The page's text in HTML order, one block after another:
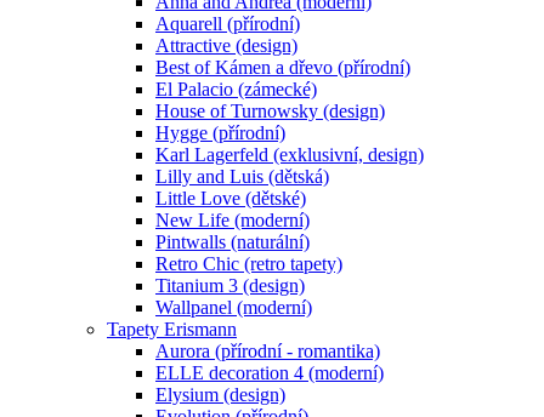
Aquarell (přírodní)
Attractive (design)
Best of Kámen a dřevo (přírodní)
El Palacio (zámecké)
House of Turnowsky (design)
Hygge (přírodní)
Karl Lagerfeld (exklusivní, design)
Lilly and Luis (dětská)
Little Love (dětské)
New Life (moderní)
Pintwalls (naturální)
Retro Chic (retro tapety)
Titanium 3 (design)
Wallpanel (moderní)
Tapety Erismann
Aurora (přírodní - romantika)
ELLE decoration 4 (moderní)
Elysium (design)